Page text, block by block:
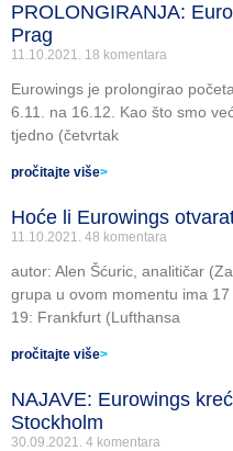
PROLONGIRANJA:
Prag
11.10.2021. 18 komentara
Eurowings je prolongirao
6.11. na 16.12. Kao što smo
tjedno (četvrtak
pročitajte više>
Hoće li Eurowings
11.10.2021. 48 komentara
autor: Alen Šćuric, analitičar
grupa u ovom momentu ima
19: Frankfurt (Lufthansa
pročitajte više>
NAJAVE: Eurowings
Stockholm
30.09.2021. 4 komentara